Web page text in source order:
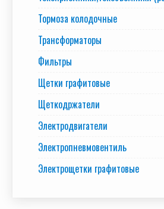
Тормоза колодочные
Трансформаторы
Фильтры
Щетки графитовые
Щеткодржатели
Электродвигатели
Электропневмовентиль
Электрощетки графитовые